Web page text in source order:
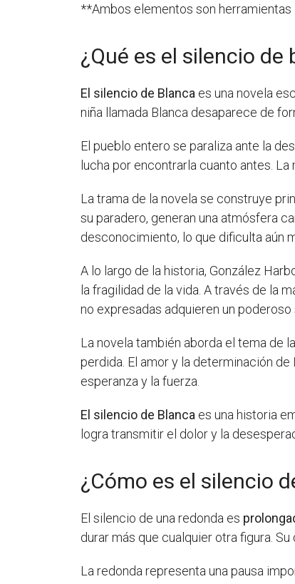
**Ambos elementos son
¿Qué es el silencio de
El silencio de Blanca es una novela
niña llamada Blanca desaparece de
El pueblo entero se paraliza ante la
lucha por encontrarla cuanto antes.
La trama de la novela se construye
su paradero, generan una atmósfera
desconocimiento, lo que dificulta aún
A lo largo de la historia, González
la fragilidad de la vida. A través de la
no expresadas adquieren un poderoso
La novela también aborda el tema de la
perdida. El amor y la determinación
esperanza y la fuerza.
El silencio de Blanca es una historia
logra transmitir el dolor y la
¿Cómo es el silencio
El silencio de una redonda es
durar más que cualquier otra figura. Su
La redonda representa una pausa